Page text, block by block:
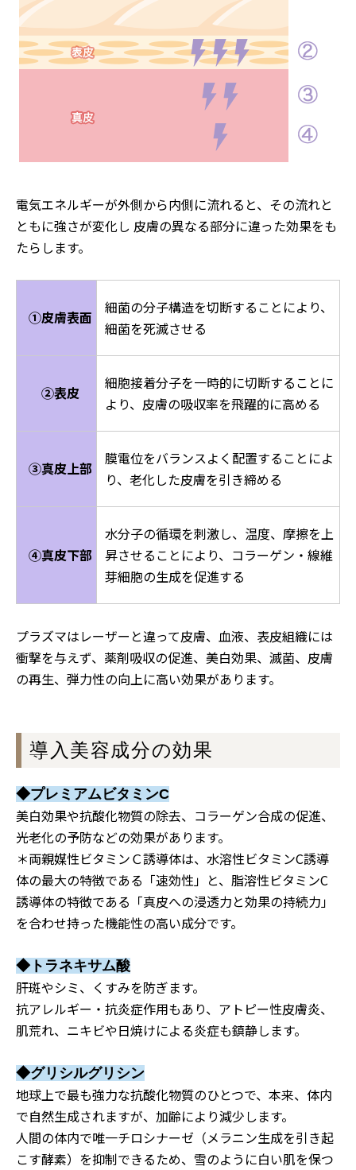
電気エネルギーが外側から内側に流れると、その流れと
ともに強さが変化し 皮膚の異なる部分に違った効果をも
たらします。
①皮膚表面
細菌の分子構造を切断することにより、
細菌を死滅させる
②表皮
細胞接着分子を一時的に切断することに
より、皮膚の吸収率を飛躍的に高める
③真皮上部
膜電位をバランスよく配置することによ
り、老化した皮膚を引き締める
④真皮下部
水分子の循環を刺激し、温度、摩擦を上
昇させることにより、コラーゲン・線維
芽細胞の生成を促進する
プラズマはレーザーと違って皮膚、血液、表皮組織には
衝撃を与えず、薬剤吸収の促進、美白効果、滅菌、皮膚
の再生、弾力性の向上に高い効果があります。
導入美容成分の効果
◆プレミアムビタミンC
美白効果や抗酸化物質の除去、コラーゲン合成の促進、
光老化の予防などの効果があります。
＊両親媒性ビタミンＣ誘導体は、水溶性ビタミンC誘導
体の最大の特徴である「速効性」と、脂溶性ビタミンC
誘導体の特徴である「真皮への浸透力と効果の持続力」
を合わせ持った機能性の高い成分です。
◆トラネキサム酸
肝斑やシミ、くすみを防ぎます。
抗アレルギー・抗炎症作用もあり、アトピー性皮膚炎、
肌荒れ、ニキビや日焼けによる炎症も鎮静します。
◆グリシルグリシン
地球上で最も強力な抗酸化物質のひとつで、本来、体内
で自然生成されますが、加齢により減少します。
人間の体内で唯一チロシナーゼ（メラニン生成を引き起
こす酵素）を抑制できるため、雪のように白い肌を保つ